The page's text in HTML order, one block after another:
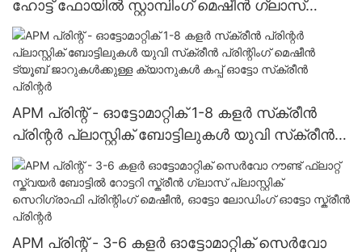
ഹോട്ട് ഫോയിൽ സ്റ്റാമ്പിംഗ് മെഷീൻ ഗ്ലാസ്
ബോട്ടിൽ ഹോട്ട് സ്റ്റാമ്പിംഗിനുള്ള സ്ക്രീൻ പ്രിന്റിംഗ്
മെഷീൻ സ്ക്രീൻ പ്രിന്റ് + ഹോട്ട് സ്റ്റാമ്പ്
APM പ്രിന്റ് - ഓട്ടോമാറ്റിക് 1-8 കളർ സ്‌ക്രീൻ
പ്രിന്റർ പ്ലാസ്റ്റിക് ബോട്ടിലുകൾ യുവി സ്‌ക്രീൻ
പ്രിന്റിംഗ് മെഷീൻ ട്യൂബ് ജാറുകൾക്കുള്ള
ക്യാനുകൾ കപ്പ് ഓട്ടോ സ്‌ക്രീൻ പ്രിന്റർ
APM പ്രിന്റ് - 3-6 കളർ ഓട്ടോമാറ്റിക് സെർവോ